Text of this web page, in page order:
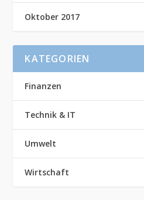
Oktober 2017
KATEGORIEN
Finanzen
Technik & IT
Umwelt
Wirtschaft